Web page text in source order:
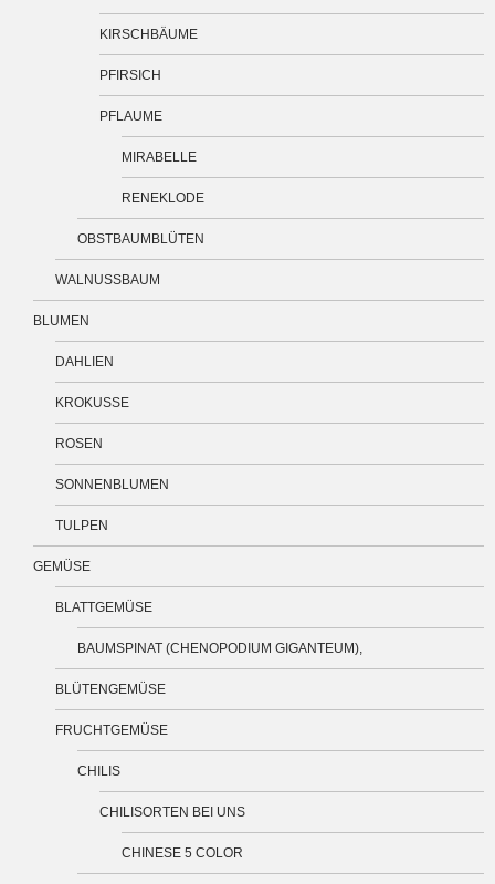
KIRSCHBÄUME
PFIRSICH
PFLAUME
MIRABELLE
RENEKLODE
OBSTBAUMBLÜTEN
WALNUSSBAUM
BLUMEN
DAHLIEN
KROKUSSE
ROSEN
SONNENBLUMEN
TULPEN
GEMÜSE
BLATTGEMÜSE
BAUMSPINAT (CHENOPODIUM GIGANTEUM),
BLÜTENGEMÜSE
FRUCHTGEMÜSE
CHILIS
CHILISORTEN BEI UNS
CHINESE 5 COLOR